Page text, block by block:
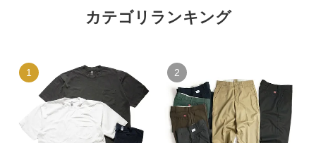
カテゴリランキング